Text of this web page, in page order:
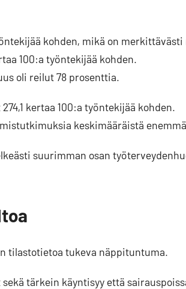
kohden, mikä on
100:a työntekijää kohden.
oli reilut 78 prosenttia.
kertaa 100:a työntekijää kohden.
keskimääräistä
suurimman osan
tilastotietoa tukeva näppituntuma.
tärkein käyntisyy että